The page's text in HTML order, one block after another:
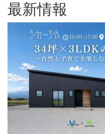
最新情報